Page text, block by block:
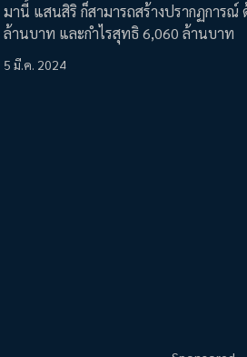
มานี้ แสนสิริ ก็สามารถสร้างปรากฏการณ์
ล้านบาท และกำไรสุทธิ 6,060 ล้านบาท
5 มี.ค. 2024